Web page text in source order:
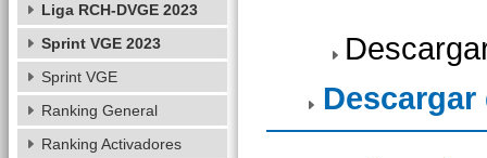
Descargar
Liga RCH-DVGE 2023
Sprint VGE 2023
Sprint VGE
Ranking General
Ranking Activadores